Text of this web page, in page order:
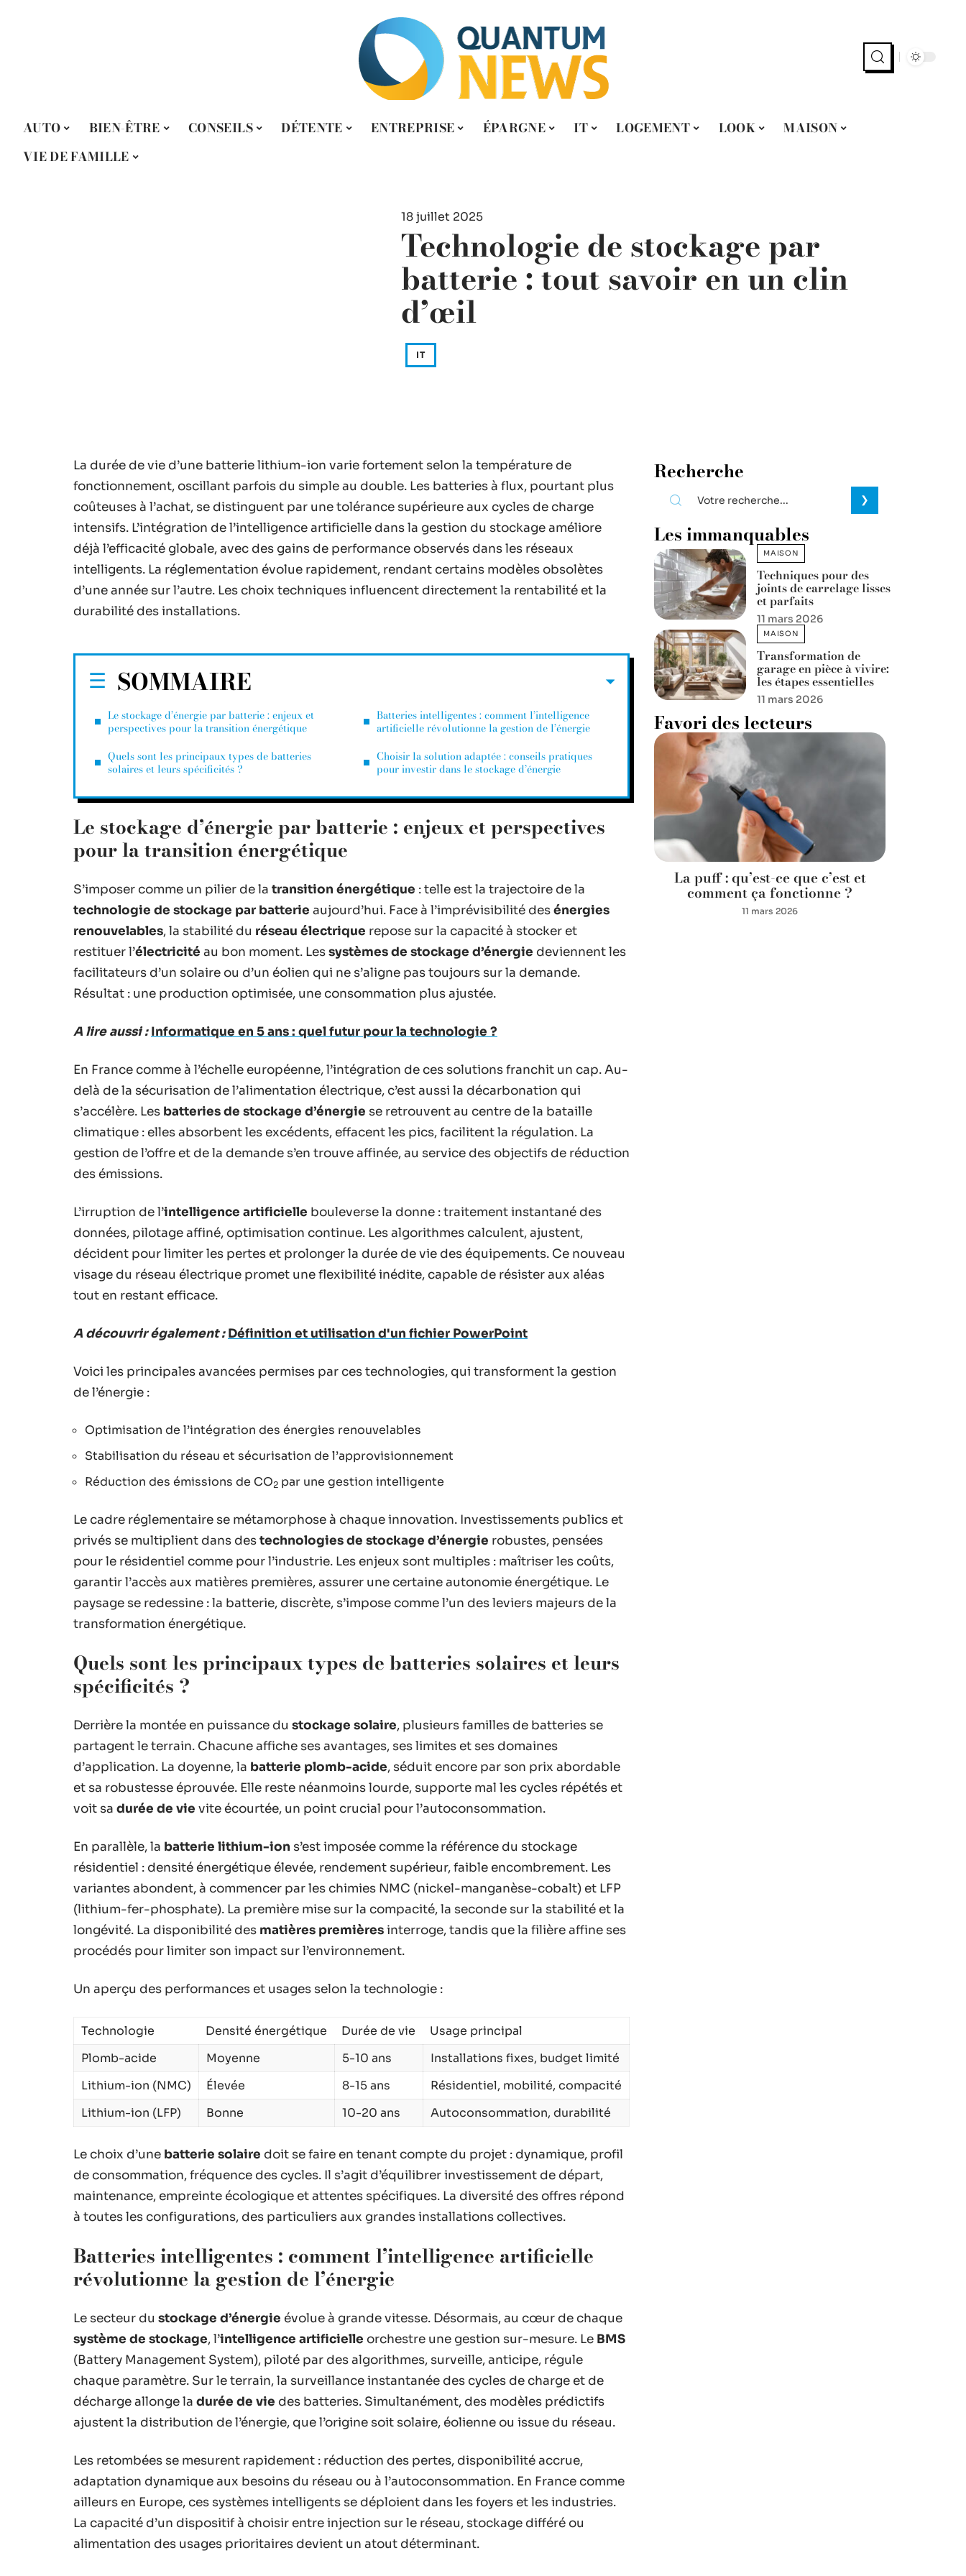
AUTO BIEN-ÊTRE CONSEILS DÉTENTE ENTREPRISE ÉPARGNE IT LOGEMENT LOOK
MAISON
VIE DE FAMILLE
18 juillet 2025
Technologie de stockage par
batterie : tout savoir en un clin
d’œil
IT
La durée de vie d’une batterie lithium-ion varie fortement selon la température de
fonctionnement, oscillant parfois du simple au double. Les batteries à flux, pourtant plus
coûteuses à l’achat, se distinguent par une tolérance supérieure aux cycles de charge
intensifs. L’intégration de l’intelligence artificielle dans la gestion du stockage améliore
déjà l’efficacité globale, avec des gains de performance observés dans les réseaux
intelligents. La réglementation évolue rapidement, rendant certains modèles obsolètes
d’une année sur l’autre. Les choix techniques influencent directement la rentabilité et la
durabilité des installations.
SOMMAIRE
Le stockage d’énergie par batterie : enjeux et
perspectives pour la transition énergétique
Quels sont les principaux types de batteries
solaires et leurs spécificités ?
Batteries intelligentes : comment l’intelligence
artificielle révolutionne la gestion de l’énergie
Choisir la solution adaptée : conseils pratiques
pour investir dans le stockage d’énergie
Le stockage d’énergie par batterie : enjeux et perspectives
pour la transition énergétique
S’imposer comme un pilier de la transition énergétique : telle est la trajectoire de la
technologie de stockage par batterie aujourd’hui. Face à l’imprévisibilité desénergies
renouvelables, la stabilité du réseau électrique repose sur la capacité à stocker et
restituer l’électricité au bon moment. Lessystèmes de stockage d’énergie deviennent les
facilitateurs d’un solaire ou d’un éolien qui ne s’aligne pas toujours sur la demande.
Résultat : une production optimisée, une consommation plus ajustée.
A lire aussi : Informatique en 5 ans : quel futur pour la technologie ?
En France comme à l’échelle européenne, l’intégration de ces solutions franchit un cap. Au-
delà de la sécurisation de l’alimentation électrique, c’est aussi la décarbonation qui
s’accélère. Les batteries de stockage d’énergie se retrouvent au centre de la bataille
climatique : elles absorbent les excédents, effacent les pics, facilitent la régulation. La
gestion de l’offre et de la demande s’en trouve affinée, au service des objectifs de réduction
des émissions.
L’irruption de l’intelligence artificielle bouleverse la donne : traitement instantané des
données, pilotage affiné, optimisation continue. Les algorithmes calculent, ajustent,
décident pour limiter les pertes et prolonger la durée de vie des équipements. Ce nouveau
visage du réseau électrique promet une flexibilité inédite, capable de résister aux aléas
tout en restant efficace.
A découvrir également : Définition et utilisation d'un fichier PowerPoint
Voici les principales avancées permises par ces technologies, qui transforment la gestion
de l’énergie :
Optimisation de l’intégration des énergies renouvelables
Stabilisation du réseau et sécurisation de l’approvisionnement
Réduction des émissions de CO2 par une gestion intelligente
Le cadre réglementaire se métamorphose à chaque innovation. Investissements publics et
privés se multiplient dans destechnologies de stockage d’énergie robustes, pensées
pour le résidentiel comme pour l’industrie. Les enjeux sont multiples : maîtriser les coûts,
garantir l’accès aux matières premières, assurer une certaine autonomie énergétique. Le
paysage se redessine : la batterie, discrète, s’impose comme l’un des leviers majeurs de la
transformation énergétique.
Quels sont les principaux types de batteries solaires et leurs
spécificités ?
Derrière la montée en puissance du stockage solaire, plusieurs familles de batteries se
partagent le terrain. Chacune affiche ses avantages, ses limites et ses domaines
d’application. La doyenne, la batterie plomb-acide, séduit encore par son prix abordable
et sa robustesse éprouvée. Elle reste néanmoins lourde, supporte mal les cycles répétés et
voit sa durée de vie vite écourtée, un point crucial pour l’autoconsommation.
En parallèle, la batterie lithium-ion s’est imposée comme la référence du stockage
résidentiel : densité énergétique élevée, rendement supérieur, faible encombrement. Les
variantes abondent, à commencer par les chimies NMC (nickel-manganèse-cobalt) et LFP
(lithium-fer-phosphate). La première mise sur la compacité, la seconde sur la stabilité et la
longévité. La disponibilité des matières premièresinterroge, tandis que la filière affine ses
procédés pour limiter son impact sur l’environnement.
Un aperçu des performances et usages selon la technologie :
Technologie Densité énergétique Durée de vie
Usage principal
Plomb-acide
Moyenne 5-10 ans
Installations fixes, budget limité
Lithium-ion (NMC)
Élevée 8-15 ans
Résidentiel, mobilité, compacité
Lithium-ion (LFP)
Bonne 10-20 ans Autoconsommation, durabilité
Le choix d’une batterie solaire doit se faire en tenant compte du projet : dynamique, profil
de consommation, fréquence des cycles. Il s’agit d’équilibrer investissement de départ,
maintenance, empreinte écologique et attentes spécifiques. La diversité des offres répond
à toutes les configurations, des particuliers aux grandes installations collectives.
Batteries intelligentes : comment l’intelligence artificielle
révolutionne la gestion de l’énergie
Le secteur du stockage d’énergie évolue à grande vitesse. Désormais, au cœur de chaque
système de stockage, l’intelligence artificielle orchestre une gestion sur-mesure. Le BMS
(Battery Management System), piloté par des algorithmes, surveille, anticipe, régule
chaque paramètre. Sur le terrain, la surveillance instantanée des cycles de charge et de
décharge allonge la durée de vie des batteries. Simultanément, des modèles prédictifs
ajustent la distribution de l’énergie, que l’origine soit solaire, éolienne ou issue du réseau.
Les retombées se mesurent rapidement : réduction des pertes, disponibilité accrue,
adaptation dynamique aux besoins du réseau ou à l’autoconsommation. En France comme
ailleurs en Europe, ces systèmes intelligents se déploient dans les foyers et les industries.
La capacité d’un dispositif à choisir entre injection sur le réseau, stockage différé ou
alimentation des usages prioritaires devient un atout déterminant.
Recherche
Les immanquables
MAISON
Techniques pour des
joints de carrelage lisses
et parfaits
11 mars 2026
MAISON
Transformation de
garage en pièce à vivire:
les étapes essentielles
11 mars 2026
Favori des lecteurs
La puff : qu’est-ce que c’est et
comment ça fonctionne ?
11 mars 2026